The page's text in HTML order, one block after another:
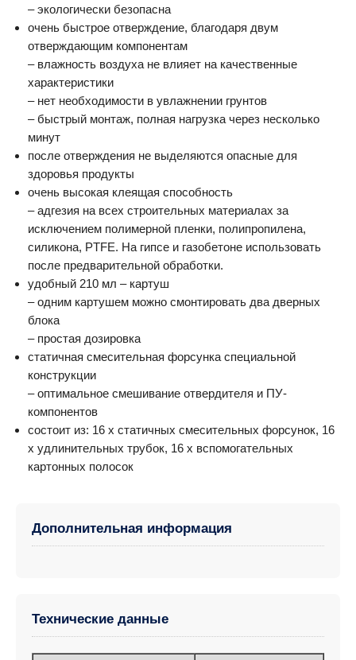
– экологически безопасна
очень быстрое отверждение, благодаря двум
отверждающим компонентам
– влажность воздуха не влияет на качественные
характеристики
– нет необходимости в увлажнении грунтов
– быстрый монтаж, полная нагрузка через несколько
минут
после отверждения не выделяются опасные для
здоровья продукты
очень высокая клеящая способность
– адгезия на всех строительных материалах за
исключением полимерной пленки, полипропилена,
силикона, PTFE. На гипсе и газобетоне использовать
после предварительной обработки.
удобный 210 мл – картуш
– одним картушем можно смонтировать два дверных
блока
– простая дозировка
статичная смесительная форсунка специальной
конструкции
– оптимальное смешивание отвердителя и ПУ-
компонентов
состоит из: 16 x статичных смесительных форсунок, 16
x удлинительных трубок, 16 x вспомогательных
картонных полосок
Дополнительная информация
Технические данные